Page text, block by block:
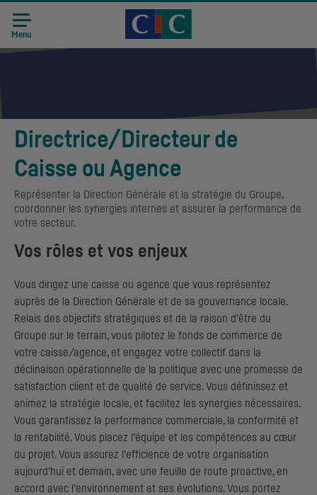
Accueil CIC Recrutement
Menu
Directrice/Directeur de
Caisse ou Agence
Représenter la Direction Générale et la stratégie du Groupe,
coordonner les synergies internes et assurer la performance de
votre secteur.
Vos rôles et vos enjeux
Vous dirigez une caisse ou agence que vous représentez
auprès de la Direction Générale et de sa gouvernance locale.
Relais des objectifs stratégiques et de la raison d’être du
Groupe sur le terrain, vous pilotez le fonds de commerce de
votre caisse/agence, et engagez votre collectif dans la
déclinaison opérationnelle de la politique avec une promesse de
satisfaction client et de qualité de service. Vous définissez et
animez la stratégie locale, et facilitez les synergies nécessaires.
Vous garantissez la performance commerciale, la conformité et
la rentabilité. Vous placez l’équipe et les compétences au cœur
du projet. Vous assurez l’efficience de votre organisation
aujourd’hui et demain, avec une feuille de route proactive, en
accord avec l’environnement et ses évolutions. Vous portez